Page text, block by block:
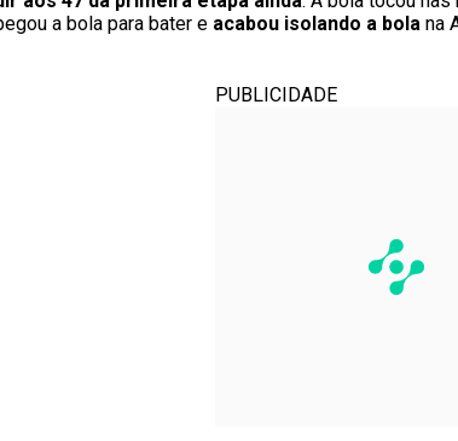
a bola para bater e acabou isolando a bola na
PUBLICIDADE